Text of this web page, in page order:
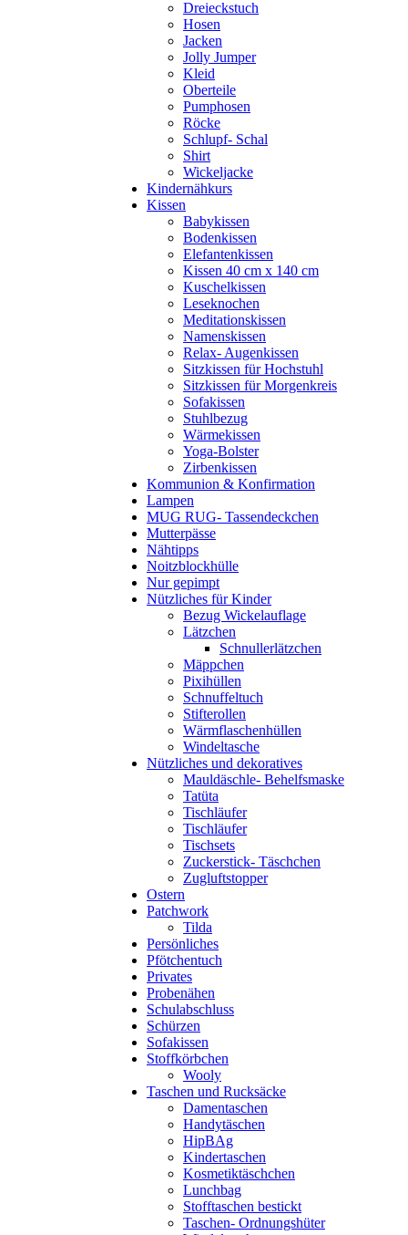
Dreieckstuch
Hosen
Jacken
Jolly Jumper
Kleid
Oberteile
Pumphosen
Röcke
Schlupf- Schal
Shirt
Wickeljacke
Kindernähkurs
Kissen
Babykissen
Bodenkissen
Elefantenkissen
Kissen 40 cm x 140 cm
Kuschelkissen
Leseknochen
Meditationskissen
Namenskissen
Relax- Augenkissen
Sitzkissen für Hochstuhl
Sitzkissen für Morgenkreis
Sofakissen
Stuhlbezug
Wärmekissen
Yoga-Bolster
Zirbenkissen
Kommunion & Konfirmation
Lampen
MUG RUG- Tassendeckchen
Mutterpässe
Nähtipps
Noitzblockhülle
Nur gepimpt
Nützliches für Kinder
Bezug Wickelauflage
Lätzchen
Schnullerlätzchen
Mäppchen
Pixihüllen
Schnuffeltuch
Stifterollen
Wärmflaschenhüllen
Windeltasche
Nützliches und dekoratives
Mauldäschle- Behelfsmaske
Tatüta
Tischläufer
Tischläufer
Tischsets
Zuckerstick- Täschchen
Zugluftstopper
Ostern
Patchwork
Tilda
Persönliches
Pfötchentuch
Privates
Probenähen
Schulabschluss
Schürzen
Sofakissen
Stoffkörbchen
Wooly
Taschen und Rucksäcke
Damentaschen
Handytäschen
HipBAg
Kindertaschen
Kosmetiktäschchen
Lunchbag
Stofftaschen bestickt
Taschen- Ordnungshüter